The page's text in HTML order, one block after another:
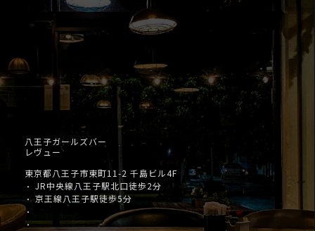
八王子ガールズバー
レヴュー
東京都八王子市東町11-2 千島ビル4F
・ JR中央線八王子駅北口徒歩2分
・京王線八王子駅徒歩5分
・
・